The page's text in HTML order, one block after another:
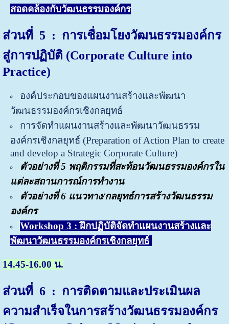
สอดคล้องกับวัฒนธรรมองค์กร
ส่วนที่ 5 : การเชื่อมโยงวัฒนธรรมองค์กร
สู่การปฏิบัติ (Corporate Culture into
Practice)
องค์ประกอบของแผนงานสร้างและพัฒนา
วัฒนธรรมองค์กรเชิงกลยุทธ์
การจัดทำแผนงานสร้างและพัฒนาวัฒนธรรม
องค์กรเชิงกลยุทธ์ (Preparation of Action Plan to create
and develop a Strategic Corporate Culture)
ตัวอย่างที่ 5 พฤติกรรมที่สะท้อนวัฒนธรรมองค์กรใน
แต่ละสถานการณ์การทำงาน
ตัวอย่างที่ 6 แนวทาง/กลยุทธ์การสร้างวัฒนธรรม
องค์กร
Workshop 3 : ฝึกปฏิบัติจัดทำแผนงานสร้างและ
พัฒนาวัฒนธรรมองค์กรเชิงกลยุทธ์
14.45-16.00 น.
ส่วนที่ 6 : การติดตามและประเมินผล
ความสำเร็จในการสร้างวัฒนธรรมองค์กร